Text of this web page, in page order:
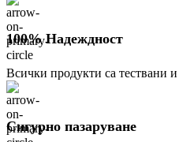
100% Надеждност
Всички продукти са тествани
Сигурно пазаруване